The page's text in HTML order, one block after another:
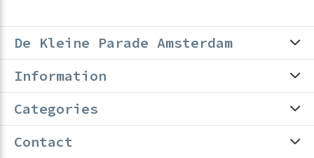
De Kleine Parade Amsterdam
Information
Categories
Contact